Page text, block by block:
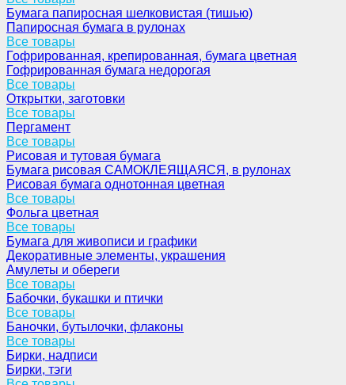
Бумага папиросная шелковистая (тишью)
Папиросная бумага в рулонах
Все товары
Гофрированная, крепированная, бумага цветная
Гофрированная бумага недорогая
Все товары
Открытки, заготовки
Все товары
Пергамент
Все товары
Рисовая и тутовая бумага
Бумага рисовая САМОКЛЕЯЩАЯСЯ, в рулонах
Рисовая бумага однотонная цветная
Все товары
Фольга цветная
Все товары
Бумага для живописи и графики
Декоративные элементы, украшения
Амулеты и обереги
Все товары
Бабочки, букашки и птички
Все товары
Баночки, бутылочки, флаконы
Все товары
Бирки, надписи
Бирки, тэги